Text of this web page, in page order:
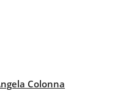
Colonna